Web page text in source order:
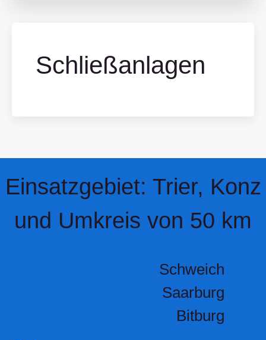
Schließanlagen
Einsatzgebiet: Trier, Konz
und Umkreis von 50 km
Schweich
Saarburg
Bitburg